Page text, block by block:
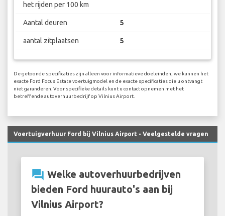
het rijden per 100 km
Aantal deuren 5
aantal zitplaatsen 5
De getoonde specificaties zijn alleen voor informatieve doeleinden, we kunnen het
exacte Ford Focus Estate voertuigmodel en de exacte specificaties die u ontvangt
niet garanderen. Voor specifieke details kunt u contact opnemen met het
betreffende autoverhuurbedrijf op Vilnius Airport.
Voertuigverhuur Ford bij Vilnius Airport - Veelgestelde vragen
question_answer Welke autoverhuurbedrijven
bieden Ford huurauto's aan bij
Vilnius Airport?